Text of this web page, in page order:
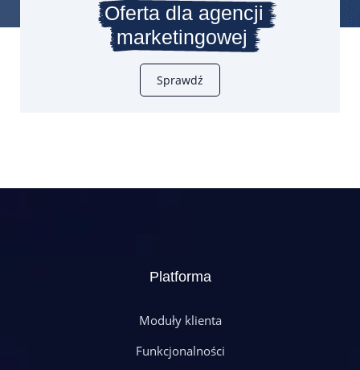
Oferta dla agencji
marketingowej
Sprawdź
Platforma
Moduły klienta
Funkcjonalności